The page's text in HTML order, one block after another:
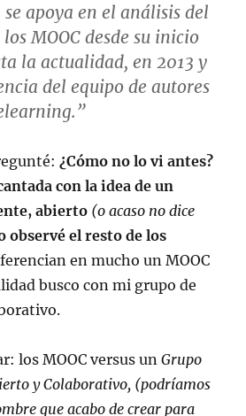
apoya en el análisis del
MOOC desde su inicio
la actualidad, en 2013 y
del equipo de autores
¿Cómo no lo vi antes?
con la idea de un
abierto (o acaso no dice
observé el resto de los
en mucho un MOOC
busco con mi grupo de
los MOOC versus unGrupo
y Colaborativo, (podríamos
que acabo de crear para